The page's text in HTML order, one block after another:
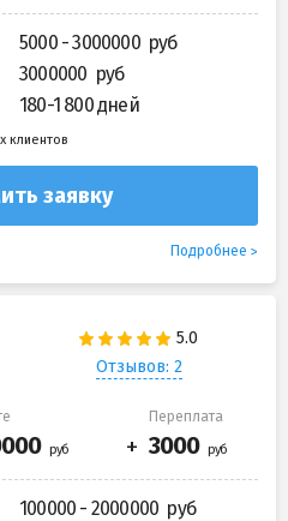
5000 - 3000000
3000000
180-1 800 дней
клиентов
заявку
Подробнее
Отзывов: 2
Переплата
100000 - 2000000